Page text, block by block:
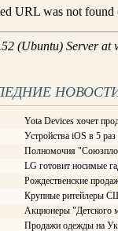
Yota Devices хочет
Устройства iOS в 5
Полномочия
LG готовит носимые
Рождественские
Крупные ритейлеры
Акционеры "Детского
Продажи одежды на